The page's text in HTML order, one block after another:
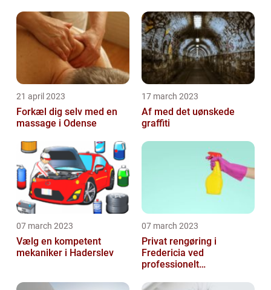
21 april 2023
Forkæl dig selv med en
massage i Odense
17 march 2023
Af med det uønskede
graffiti
07 march 2023
Vælg en kompetent
mekaniker i Haderslev
07 march 2023
Privat rengøring i
Fredericia ved
professionelt